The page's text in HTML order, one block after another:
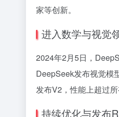
家等创新。
进入数学与视觉
2024年2月5日，
DeepSeek发布视觉模
发布V2，性能上超过
持续优化与发布